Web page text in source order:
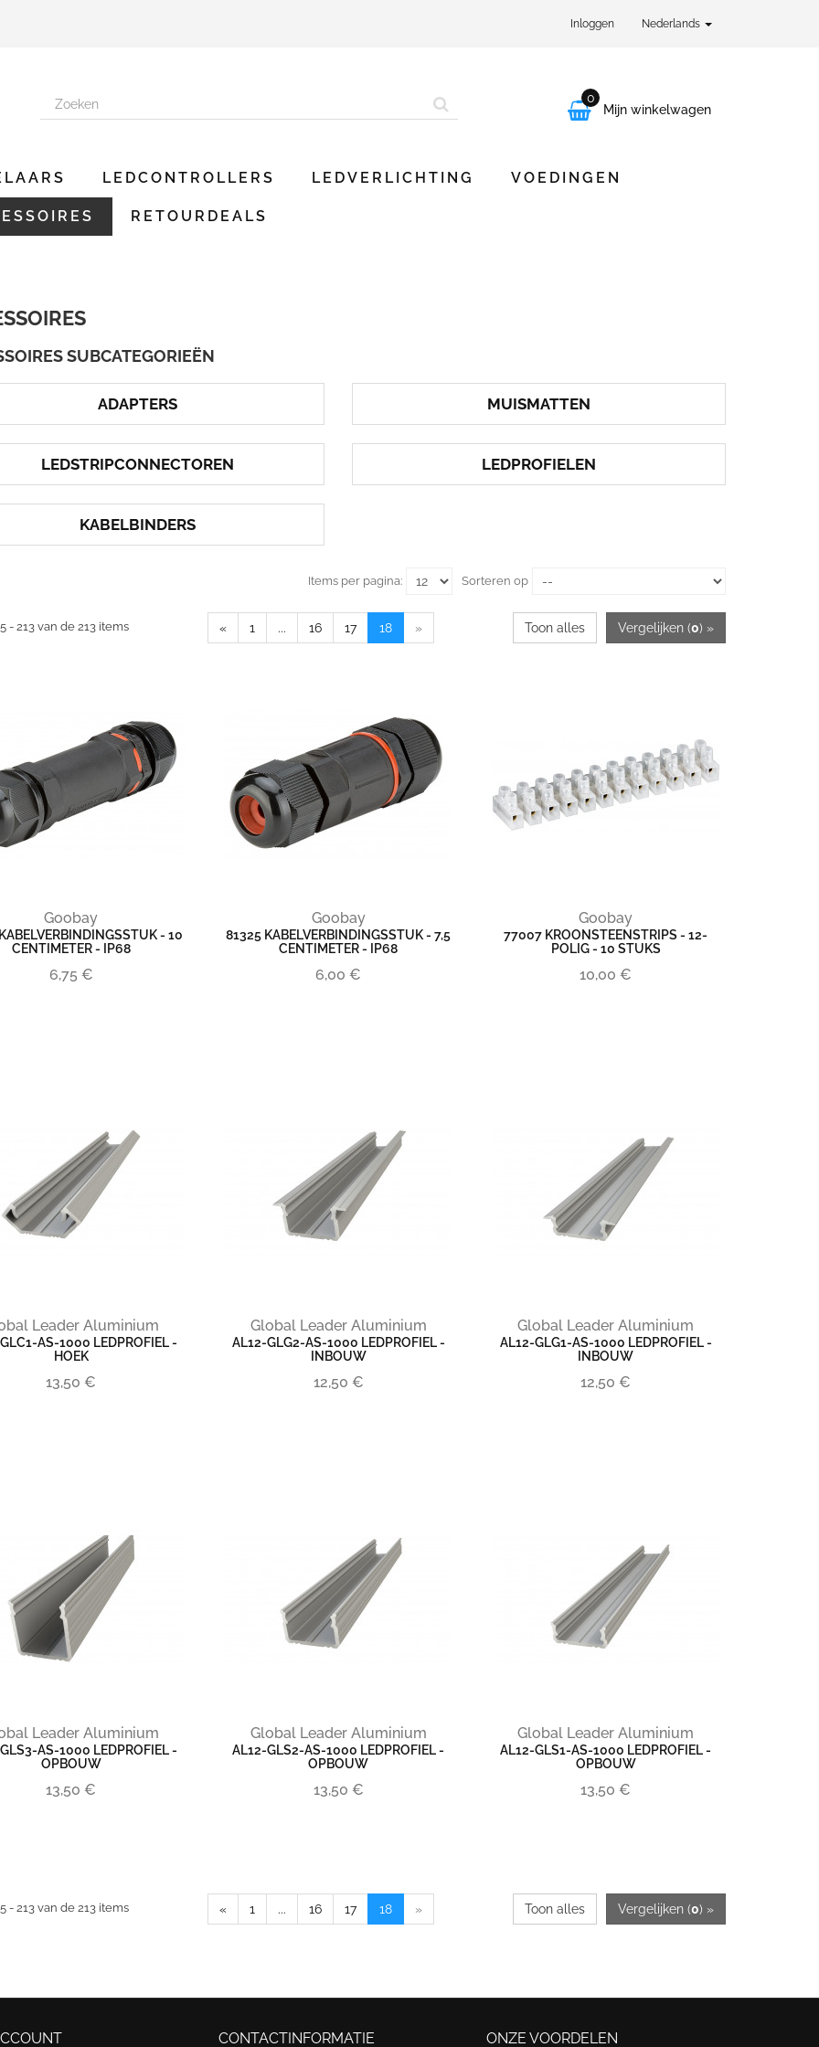
Inloggen Nederlands

0
Mijn winkelwagen
LEDCONTROLLERS LEDVERLICHTING VOEDINGEN
RETOURDEALS
SUBCATEGORIEËN
ADAPTERS MUISMATTEN
LEDSTRIPCONNECTOREN LEDPROFIELEN
KABELBINDERS
Sorteren op
Items per pagina:
Vergelijken (0) »
« 1 ... 16 17 18 » Toon alles
- 213 van de 213 items
Goobay
- 10
CENTIMETER - IP68
6,75 €
Goobay
81325 KABELVERBINDINGSSTUK - 7,5
CENTIMETER - IP68
6,00 €
Goobay
77007 KROONSTEENSTRIPS - 12-
POLIG - 10 STUKS
10,00 €
Leader Aluminium
AS-1000 LEDPROFIEL -
HOEK
13,50 €
Global Leader Aluminium
AL12-GLG2-AS-1000 LEDPROFIEL -
INBOUW
12,50 €
Global Leader Aluminium
AL12-GLG1-AS-1000 LEDPROFIEL -
INBOUW
12,50 €
Leader Aluminium
AS-1000 LEDPROFIEL -
OPBOUW
13,50 €
Global Leader Aluminium
AL12-GLS2-AS-1000 LEDPROFIEL -
OPBOUW
13,50 €
Global Leader Aluminium
AL12-GLS1-AS-1000 LEDPROFIEL -
OPBOUW
13,50 €
Vergelijken (0) »
« 1 ... 16 17 18 » Toon alles
- 213 van de 213 items
CONTACTINFORMATIE ONZE VOORDELEN